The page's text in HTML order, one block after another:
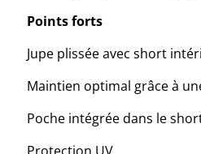
Points forts
Jupe plissée avec short
Maintien optimal grâce à
Poche intégrée dans le